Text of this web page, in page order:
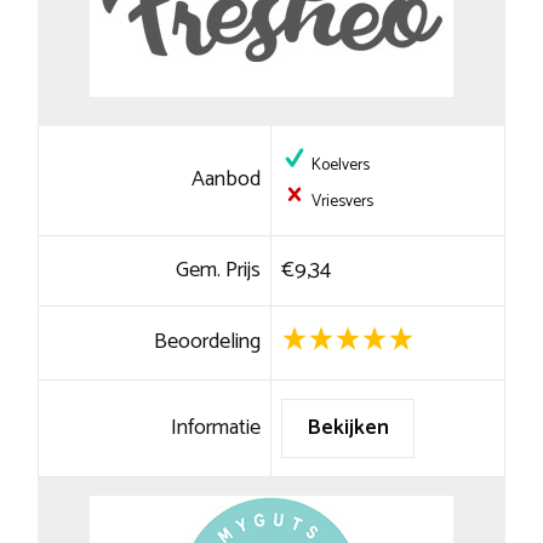
Aanbod
Koelvers
Vriesvers
Gem. Prijs €9,34
Beoordeling
Informatie Bekijken